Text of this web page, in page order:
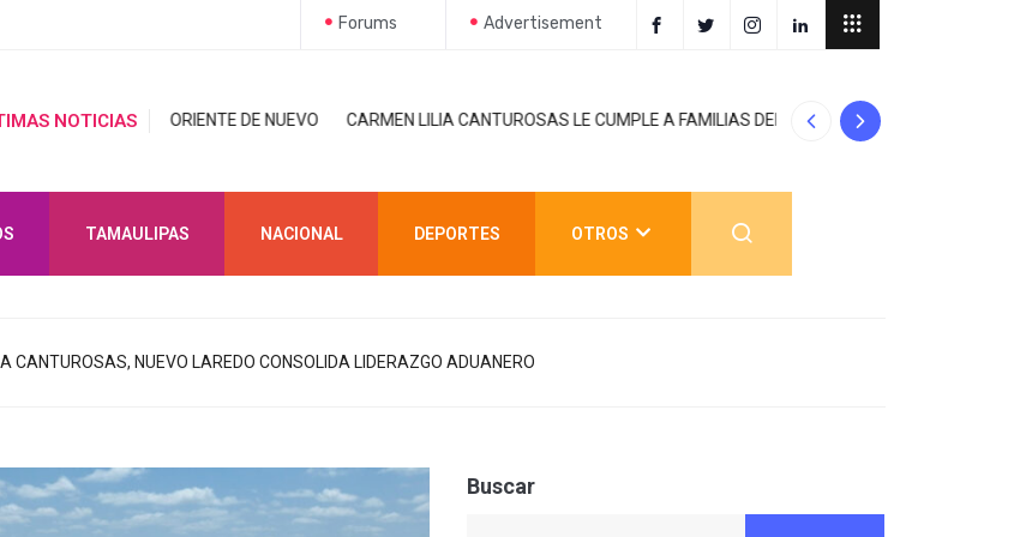
Forums Advertisement
NOTICIAS
DE NUEVO CARMEN LILIA CANTUROSAS LE CUMPLE A FAMILIAS DEL PONIENTE: ABREN
TAMAULIPAS NACIONAL DEPORTES OTROS
CANTUROSAS, NUEVO LAREDO CONSOLIDA LIDERAZGO ADUANERO
Buscar